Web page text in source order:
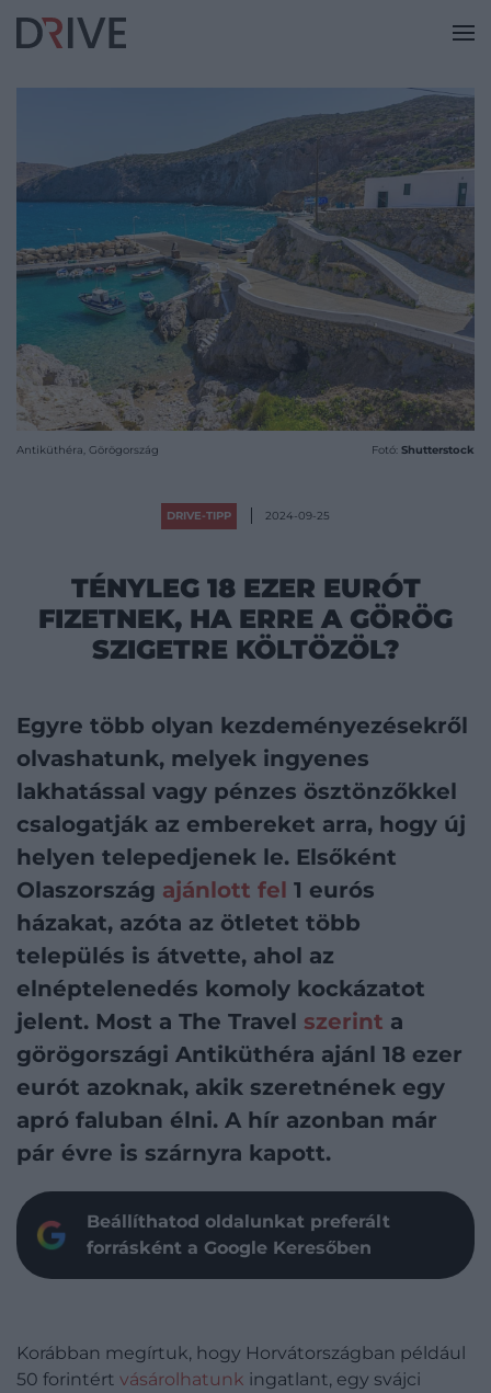
Antiküthéra, Görögország Fotó: Shutterstock
DRIVE-TIPP 2024-09-25
TÉNYLEG 18 EZER EURÓT
FIZETNEK, HA ERRE A GÖRÖG
SZIGETRE KÖLTÖZÖL?
Egyre több olyan kezdeményezésekről
olvashatunk, melyek ingyenes
lakhatással vagy pénzes ösztönzőkkel
csalogatják az embereket arra, hogy új
helyen telepedjenek le. Elsőként
Olaszország ajánlott fel 1 eurós
házakat, azóta az ötletet több
település is átvette, ahol az
elnéptelenedés komoly kockázatot
jelent. Most a The Travel szerint a
görögországi Antiküthéra ajánl 18 ezer
eurót azoknak, akik szeretnének egy
apró faluban élni. A hír azonban már
pár évre is szárnyra kapott.
Beállíthatod oldalunkat preferált
forrásként a Google Keresőben
Korábban megírtuk, hogy Horvátországban például
50 forintért vásárolhatunk ingatlant, egy svájci